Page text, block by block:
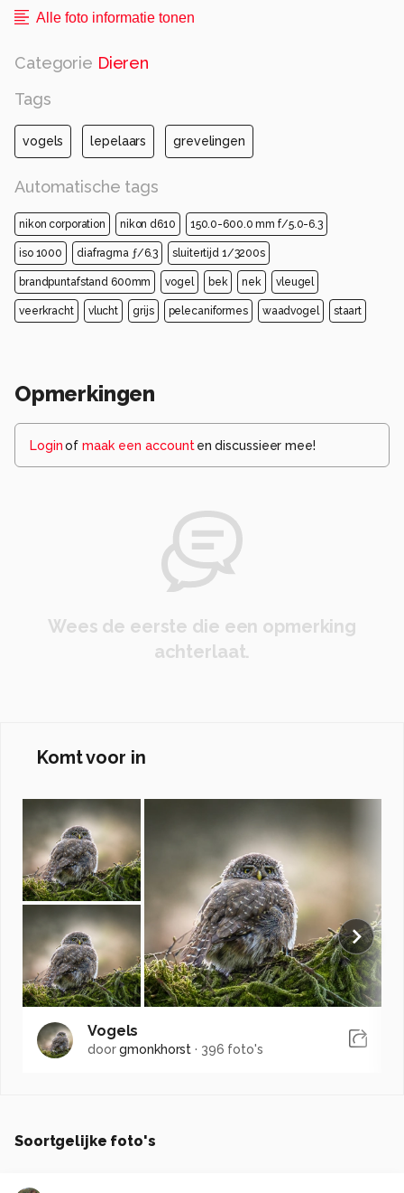
Alle foto informatie tonen
Categorie Dieren
Tags
vogels lepelaars grevelingen
Automatische tags
nikon corporation nikon d610 150.0-600.0 mm f/5.0-6.3
iso 1000 diafragma ƒ/6.3 sluitertijd 1/3200s
brandpuntafstand 600mm vogel bek nek vleugel
veerkracht vlucht grijs pelecaniformes waadvogel staart
Opmerkingen
Loginof maak een account en discussieer mee!
Wees de eerste die een opmerking
achterlaat.
Komt voor in
Vogels
doorgmonkhorst · 396 foto's
Soortgelijke foto's